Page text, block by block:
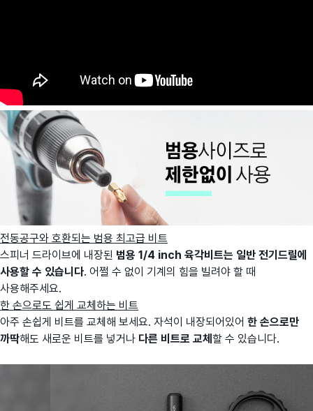
전동공구와 호환되는 범용 최고급 비트
스피너 드라이브에 내장된 범용 1/4 inch 육각비트는 일반 전기드릴에
사용할 수 있습니다. 어쩔 수 없이 기계의 힘을 빌려야 할 때
사용해주세요.
한 손으로도 쉽게 교체하는 비트
아주 손쉽게 비트를 교체해 보세요. 자석이 내장되어있어 한 손으로만
까딱해도 새로운 비트를 넣거나 다른 비트로 교체 할 수 있습니다.